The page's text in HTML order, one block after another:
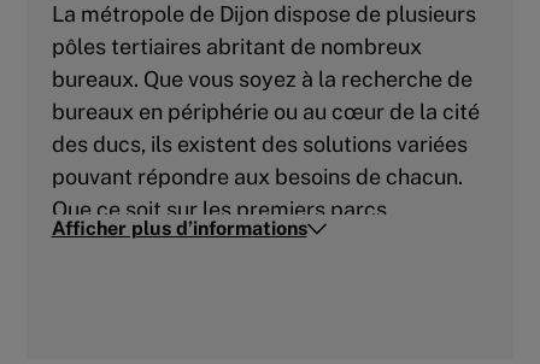
LOCATION - LOCAL
COMMERCIAL/BUREAUX - 100 m²
101m² | non divisibles
12 000Euros HTHC/an
La métropole de Dijon dispose de plusieurs
pôles tertiaires abritant de nombreux
bureaux. Que vous soyez à la recherche de
bureaux en périphérie ou au cœur de la cité
des ducs, ils existent des solutions variées
pouvant répondre aux besoins de chacun.
Que ce soit sur les premiers parcs
historiques tels que le parc de Mirande, le
Afficher plus d’informations